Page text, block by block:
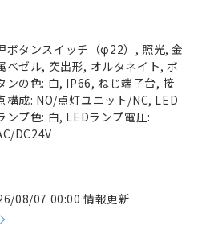
ボタンスイッチ（φ22）, 照光, 金
ベゼル, 突出形, オルタネイト, ボ
ンの色: 白, IP66, ねじ端子台, 接
構成: NO/点灯ユニット/NC, LED
ンプ色: 白, LEDランプ電圧:
DC24V
08/07 00:00 情報更新